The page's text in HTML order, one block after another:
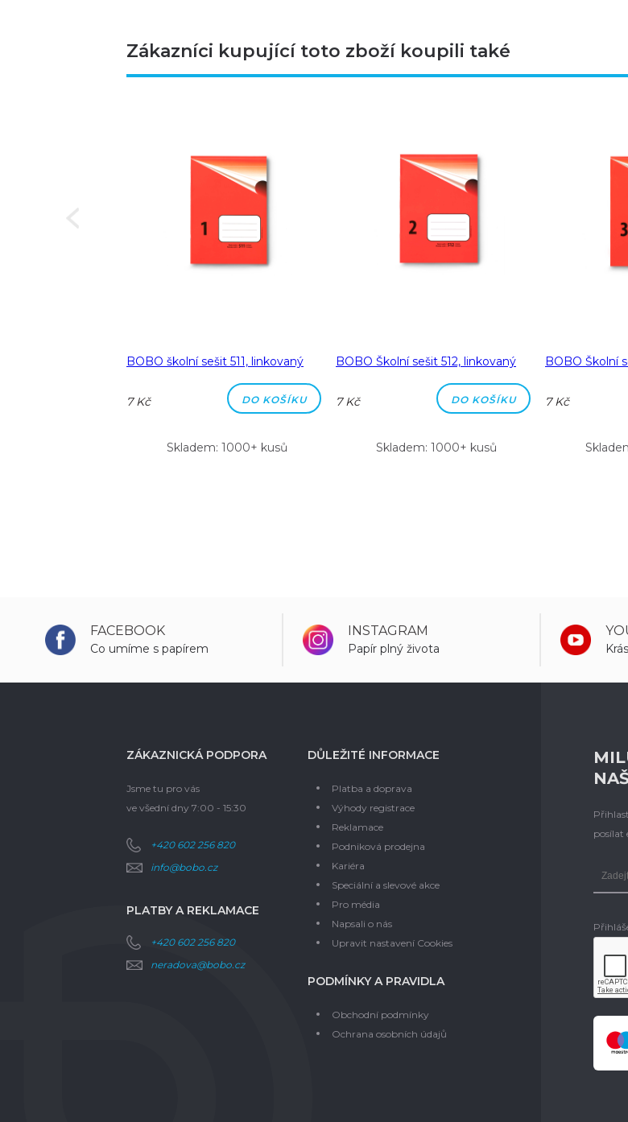
Zákazníci kupující toto zboží koupili také
BOBO školní sešit 511, linkovaný
7 Kč DO KOŠÍKU
Skladem: 1000+ kusů
BOBO Školní sešit 512, linkovaný
7 Kč DO KOŠÍKU
Skladem: 1000+ kusů
BOBO Školní
7 Kč
Next
FACEBOOK
Co umíme s papírem
INSTAGRAM
Papír plný života
ZÁKAZNICKÁ PODPORA
Jsme tu pro vás
ve všední dny 7:00 - 15:30
+420 602 256 820
info@bobo.cz
PLATBY A REKLAMACE
+420 602 256 820
neradova@bobo.cz
DŮLEŽITÉ INFORMACE
Platba a doprava
Výhody registrace
Reklamace
Podniková prodejna
Kariéra
Speciální a slevové akce
Pro média
Napsali o nás
Upravit nastavení Cookies
PODMÍNKY A PRAVIDLA
Obchodní podmínky
Ochrana osobních údajů
posílat